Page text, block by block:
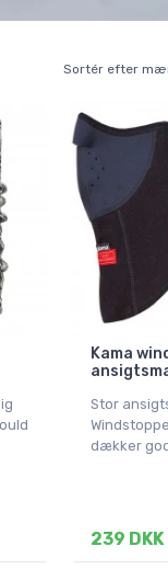
Kama
Stor
dækker
239 DKK